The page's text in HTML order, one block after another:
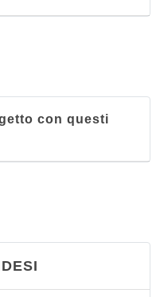
con questi